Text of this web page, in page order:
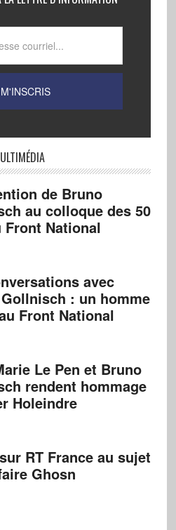
de Bruno
au colloque des 50
Front National
avec
: un homme
Front National
Le Pen et Bruno
rendent hommage
Holeindre
RT France au sujet
Ghosn